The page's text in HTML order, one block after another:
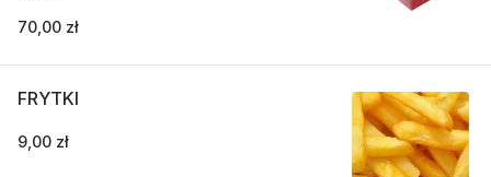
70,00 zł
FRYTKI
9,00 zł